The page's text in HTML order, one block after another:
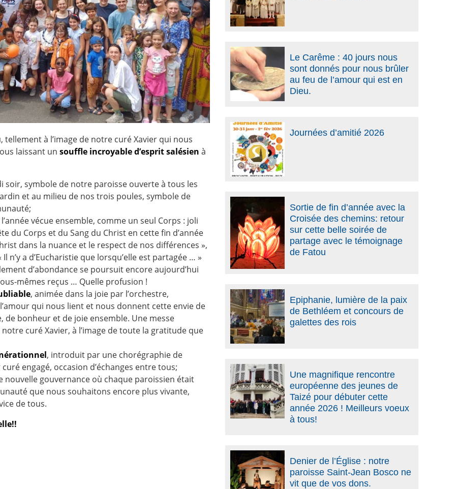
tellement à l’image de notre curé Xavier qui nous
laissant un souffle incroyable d’esprit salésien à
soir, symbole de notre paroisse ouverte à tous les
et au milieu de nos trois poules, symbole de
vécue ensemble, comme un seul Corps : joli
du Corps et du Sang du Christ en cette fin d’année
dans la nuance et le respect de nos différences »,
n’y a d’Eucharistie que lorsqu’elle est partagée … »
d’abondance se poursuit encore aujourd’hui
mêmes reçus … Quelle profusion !
, animée dans la joie par l’orchestre,
qui nous lient et nous donnent cette envie de
bonheur et de joie ensemble. Une messe
curé Xavier, à l’image de toute la gratitude que
, introduit par une chorégraphie de
engagé, occasion d’échanges entre tous;
nouvelle gouvernance où chaque paroissien était
que nous souhaitons encore plus vivante,
de tous.
Le Carême : 40 jours nous
sont donnés pour nous brûler
au feu de l’amour qui est en
Dieu.
Journées d’amitié 2026
Sortie de fin d’année avec la
Croisée des chemins: retour
sur cette belle soirée de
partage avec le témoignage
de Fatou
Epiphanie, lumière de la paix
de Bethléem et concours de
galettes des rois
Une magnifique rencontre
européenne des jeunes de
Taizé pour débuter cette
année 2026 ! Meilleurs voeux
à tous!
Denier de l’Église : notre
paroisse Saint-Jean Bosco ne
vit que de vos dons.